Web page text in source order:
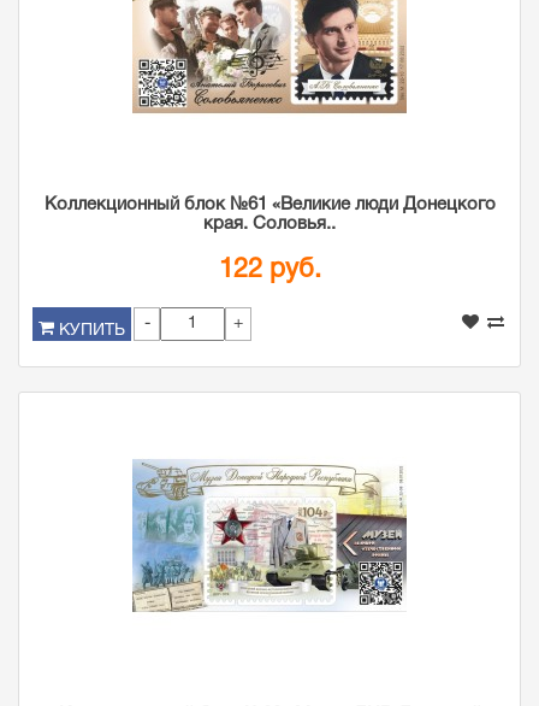
Коллекционный блок №61 «Великие люди Донецкого
края. Соловья..
122 руб.
КУПИТЬ - +